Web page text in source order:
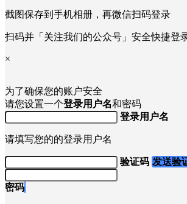
截图保存到手机相册，再微信扫码登录
扫码并「关注我们的公众号」安全快捷登
×
为了确保您的账户安全
请您设置一个登录用户名和密码
登录用户名
请填写您的的登录用户名
验证码 发送验
密码